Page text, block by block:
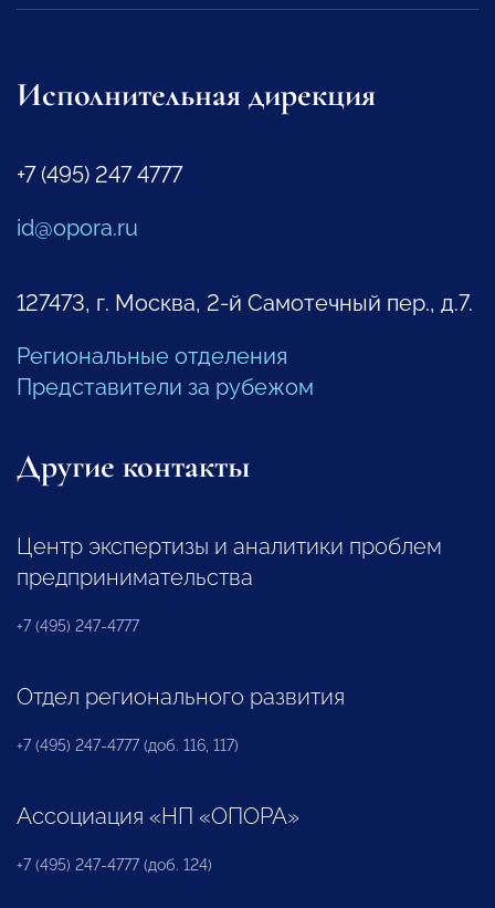
Исполнительная дирекция
+7 (495) 247 4777
id@opora.ru
127473, г. Москва, 2-й Самотечный пер., д.7.
Региональные отделения
Представители за рубежом
Другие контакты
Центр экспертизы и аналитики проблем
предпринимательства
+7 (495) 247-4777
Отдел регионального развития
+7 (495) 247-4777 (доб. 116, 117)
Ассоциация «НП «ОПОРА»
+7 (495) 247-4777 (доб. 124)